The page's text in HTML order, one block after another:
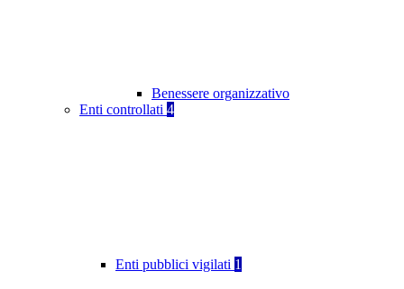
Benessere organizzativo
Enti controllati 4
Enti pubblici vigilati 1